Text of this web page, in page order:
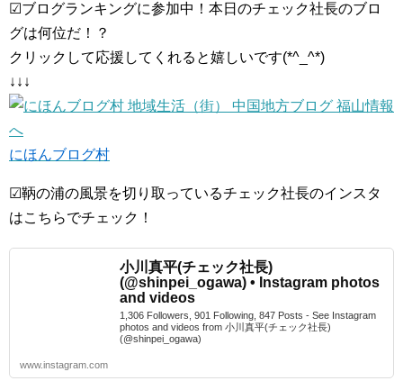
☑ブログランキングに参加中！本日のチェック社長のブロ
グは何位だ！？
クリックして応援してくれると嬉しいです(*^_^*)
↓↓↓
にほんブログ村
☑鞆の浦の風景を切り取っているチェック社長のインスタ
はこちらでチェック！
小川真平(チェック社長)
(@shinpei_ogawa) • Instagram photos
and videos
1,306 Followers, 901 Following, 847 Posts - See Instagram
photos and videos from 小川真平(チェック社長)
(@shinpei_ogawa)
www.instagram.com